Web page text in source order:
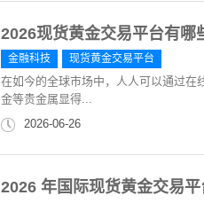
2026现货黄金交易平台有哪
金融科技 现货黄金交易平台
在如今的全球市场中，人人可以通过在
金等贵金属显得...
2026-06-26
2026 年国际现货黄金交易